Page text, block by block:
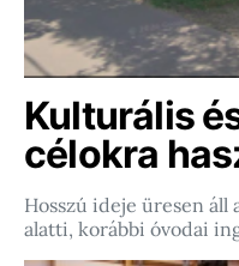
Kulturális
célokra
Hosszú ideje üresen áll
alatti, korábbi óvodai